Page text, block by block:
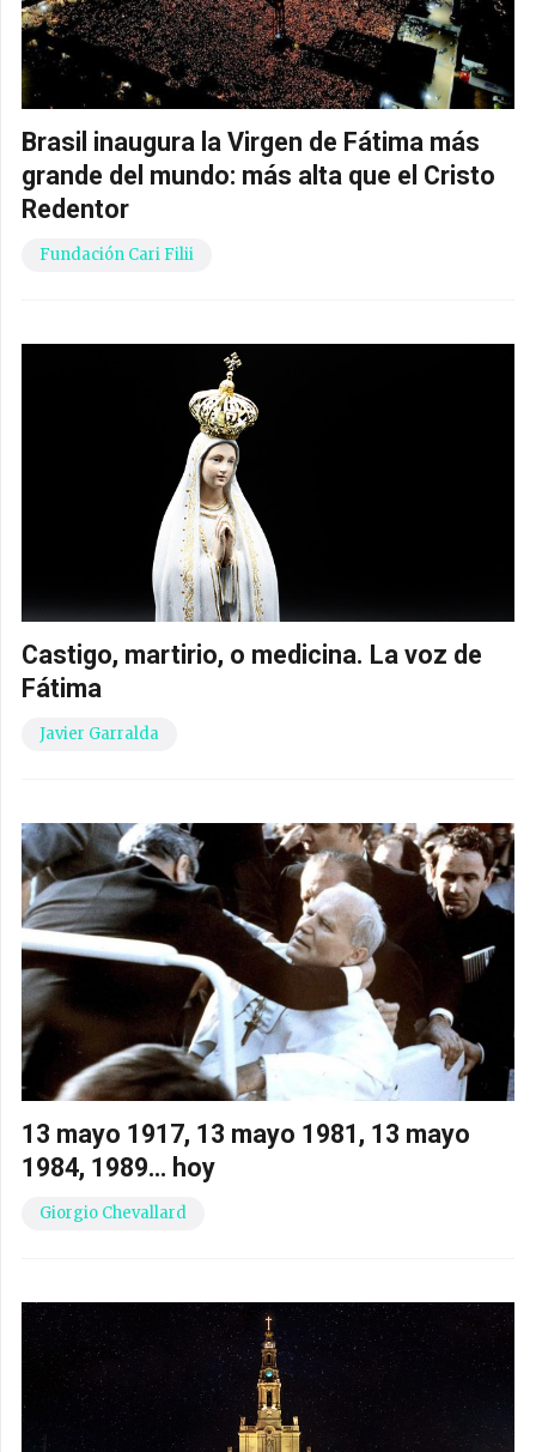
Brasil inaugura la Virgen de Fátima más
grande del mundo: más alta que el Cristo
Redentor
Fundación Cari Filii
Castigo, martirio, o medicina. La voz de
Fátima
Javier Garralda
13 mayo 1917, 13 mayo 1981, 13 mayo
1984, 1989… hoy
Giorgio Chevallard